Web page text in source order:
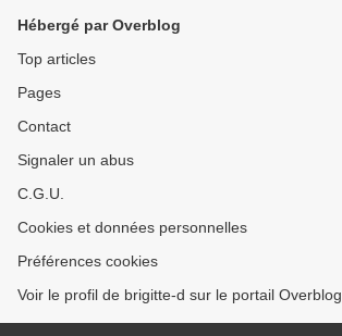
Hébergé par Overblog
Top articles
Pages
Contact
Signaler un abus
C.G.U.
Cookies et données personnelles
Préférences cookies
Voir le profil de brigitte-d sur le portail Overblog